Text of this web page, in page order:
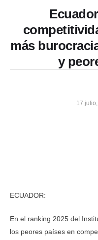
más
y
17
ECUADOR:
En el ranking 2025 del
los peores países en